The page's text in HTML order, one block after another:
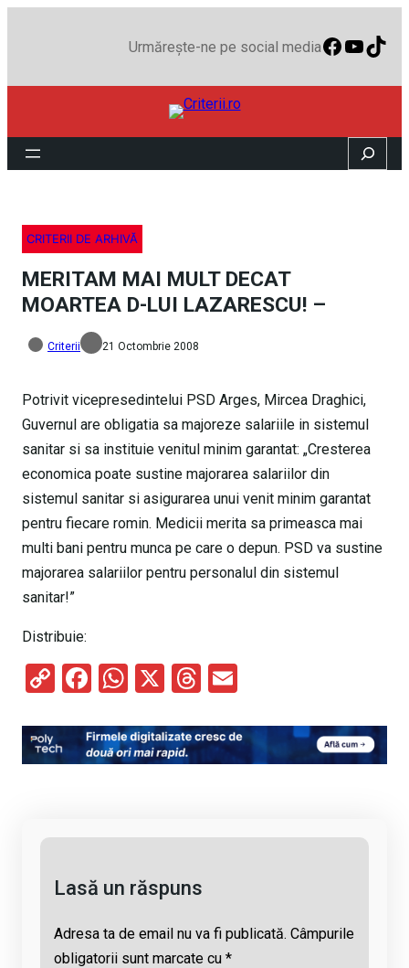
Urmărește-ne pe social media
Search
CRITERII DE ARHIVĂ
MERITAM MAI MULT DECAT
MOARTEA D-LUI LAZARESCU! –
Criterii 21 Octombrie 2008
Potrivit vicepresedintelui PSD Arges, Mircea Draghici,
Guvernul are obligatia sa majoreze salariile in sistemul
sanitar si sa instituie venitul minim garantat: „Cresterea
economica poate sustine majorarea salariilor din
sistemul sanitar si asigurarea unui venit minim garantat
pentru fiecare romin. Medicii merita sa primeasca mai
multi bani pentru munca pe care o depun. PSD va sustine
majorarea salariilor pentru personalul din sistemul
sanitar!”
Distribuie:
C
py
Li
F
ce
b
W
at
s
X
T
e
a
ail
Lasă un răspuns
Adresa ta de email nu va fi publicată. Câmpurile
obligatorii sunt marcate cu *